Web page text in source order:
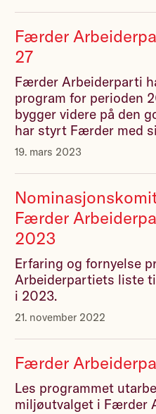
Færder
27
19. mars 2023
Færder Arbeiderparti
program for perioden
bygger videre på den
har styrt Færder med
Færder
2023
21. november 2022
Erfaring og fornyelse
Arbeiderpartiets liste
i 2023.
Færder
Les programmet
miljøutvalget i Færder